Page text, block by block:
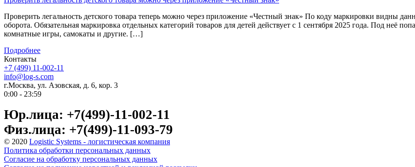
Проверить легальность детского товара теперь можно через приложение «Честный знак» По коду маркировки видны
оборота. Обязательная маркировка отдельных категорий товаров для детей действует с 1 сентября 2025 года. Под неё
комнатные игры, самокаты и другие. […]
Подробнее
Контакты
+7 (499) 11-002-11
info@log-s.com
г.Москва, ул. Азовская, д. 6, кор. 3
0:00 - 23:59
Юр.лица: +7(499)-11-002-11
Физ.лица: +7(499)-11-093-79
© 2020 Logistic Systems - логистическая компания
Политика обработки персональных данных
Согласие на обработку персональных данных